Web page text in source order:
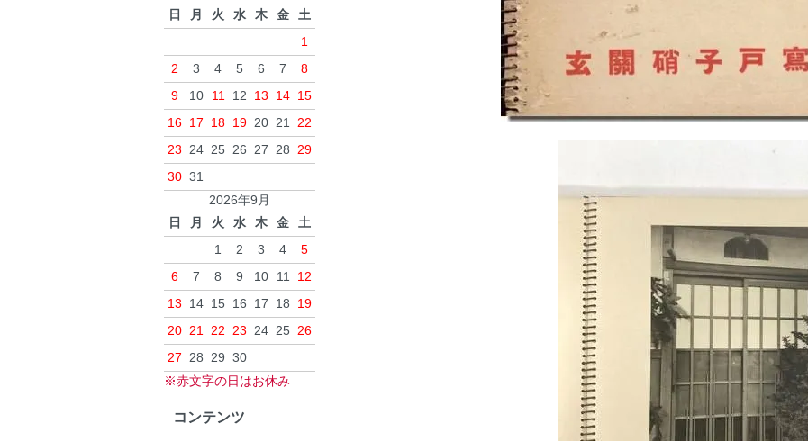
日
月 火 水 木 金
土
1
2
3 4 5 6 7
8
9
10 11 12 13 14 15
16 17 18 19 20 21 22
23 24 25 26 27 28 29
30 31
2026年9月
日
月 火 水 木 金
土
1
2 3 4
5
6
7 8 9 10 11
12
13
14 15 16 17 18
19
20 21 22 23 24 25 26
27 28 29 30
※赤文字の日はお休み
コンテンツ